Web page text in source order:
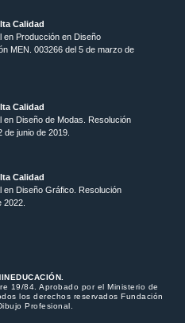
Calidad
en Producción en Diseño
MEN. 003266 del 5 de marzo de
Calidad
en Diseño de Modas. Resolución
de junio de 2019.
Calidad
en Diseño Gráfico. Resolución
2022.
19/84. Aprobado por el Ministerio de
los derechos reservados Fundación
Profesional.